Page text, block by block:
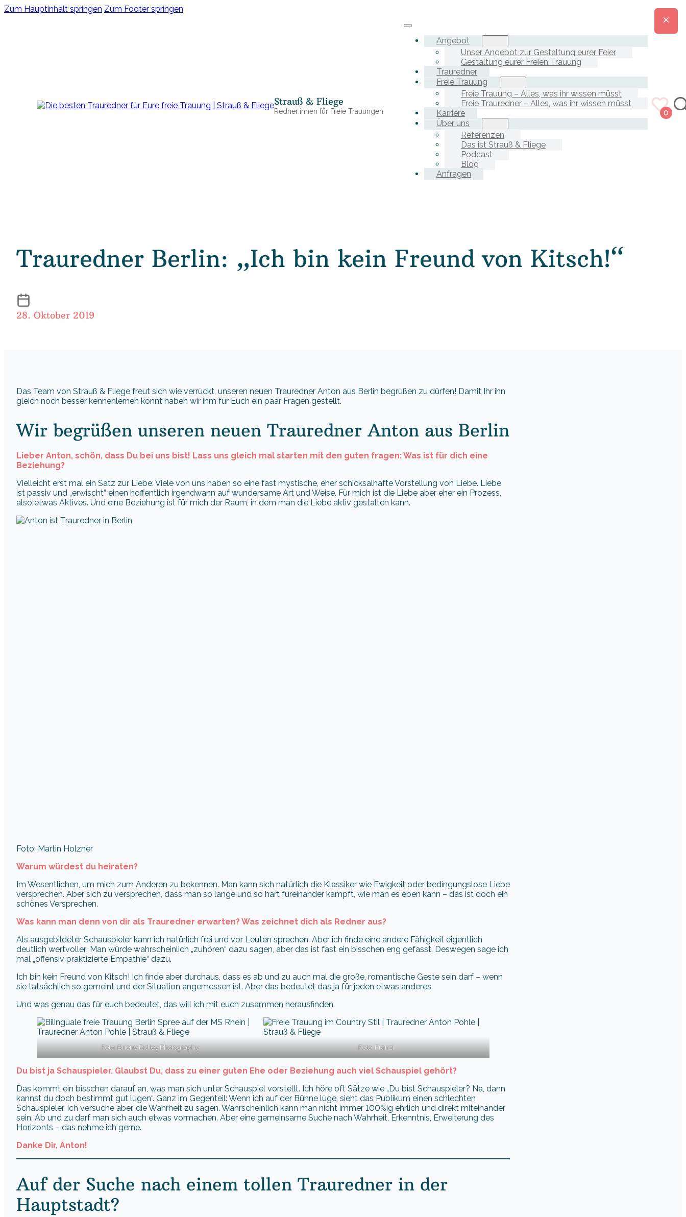
Zum Hauptinhalt springen Zum Footer springen
Strauß & Fliege
Redner:innen für Freie Trauungen
Angebot
Unser Angebot zur Gestaltung eurer Feier
Gestaltung eurer Freien Trauung
Trauredner
Freie Trauung
Freie Trauung – Alles, was ihr wissen müsst
Freie Trauredner – Alles, was ihr wissen müsst
Karriere
Über uns
Referenzen
Das ist Strauß & Fliege
Podcast
Blog
Anfragen
0
Trauredner Berlin: „Ich bin kein Freund von Kitsch!“
28. Oktober 2019
Das Team von Strauß & Fliege freut sich wie verrückt, unseren neuen Trauredner Anton aus Berlin begrüßen zu dürfen! Damit Ihr ihn
gleich noch besser kennenlernen könnt haben wir ihm für Euch ein paar Fragen gestellt.
Wir begrüßen unseren neuen Trauredner Anton aus Berlin
Lieber Anton, schön, dass Du bei uns bist! Lass uns gleich mal starten mit den guten fragen: Was ist für dich eine
Beziehung?
Vielleicht erst mal ein Satz zur Liebe: Viele von uns haben so eine fast mystische, eher schicksalhafte Vorstellung von Liebe. Liebe
ist passiv und „erwischt“ einen hoffentlich irgendwann auf wundersame Art und Weise. Für mich ist die Liebe aber eher ein Prozess,
also etwas Aktives. Und eine Beziehung ist für mich der Raum, in dem man die Liebe aktiv gestalten kann.
Foto: Martin Holzner
Warum würdest du heiraten?
Im Wesentlichen, um mich zum Anderen zu bekennen. Man kann sich natürlich die Klassiker wie Ewigkeit oder bedingungslose Liebe
versprechen. Aber sich zu versprechen, dass man so lange und so hart füreinander kämpft, wie man es eben kann – das ist doch ein
schönes Versprechen.
Was kann man denn von dir als Trauredner erwarten? Was zeichnet dich als Redner aus?
Als ausgebildeter Schauspieler kann ich natürlich frei und vor Leuten sprechen. Aber ich finde eine andere Fähigkeit eigentlich
deutlich wertvoller: Man würde wahrscheinlich „zuhören“ dazu sagen, aber das ist fast ein bisschen eng gefasst. Deswegen sage ich
mal „offensiv praktizierte Empathie“ dazu.
Ich bin kein Freund von Kitsch! Ich finde aber durchaus, dass es ab und zu auch mal die große, romantische Geste sein darf – wenn
sie tatsächlich so gemeint und der Situation angemessen ist. Aber das bedeutet das ja für jeden etwas anderes.
Und was genau das für euch bedeutet, das will ich mit euch zusammen herausfinden.
Foto: Briony Ridley Photography Foto: Franzi
Du bist ja Schauspieler. Glaubst Du, dass zu einer guten Ehe oder Beziehung auch viel Schauspiel gehört?
Das kommt ein bisschen darauf an, was man sich unter Schauspiel vorstellt. Ich höre oft Sätze wie „Du bist Schauspieler? Na, dann
kannst du doch bestimmt gut lügen“. Ganz im Gegenteil: Wenn ich auf der Bühne lüge, sieht das Publikum einen schlechten
Schauspieler. Ich versuche aber, die Wahrheit zu sagen. Wahrscheinlich kann man nicht immer 100%ig ehrlich und direkt miteinander
sein. Ab und zu darf man sich auch etwas vormachen. Aber eine gemeinsame Suche nach Wahrheit, Erkenntnis, Erweiterung des
Horizonts – das nehme ich gerne.
Danke Dir, Anton!
Auf der Suche nach einem tollen Trauredner in der
Hauptstadt?